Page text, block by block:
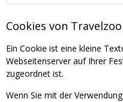
Cookies von Travelzoo
Ein Cookie ist eine kleine
Webseitenserver auf Ihrer
zugeordnet ist.
Wenn Sie mit der